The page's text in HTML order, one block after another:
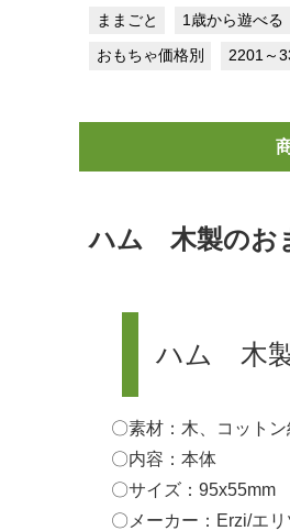
ままごと 1歳から遊べる
おもちゃ価格別 2201～
ハム 木製のお
ハム 木製
〇素材：木、コットン
〇内容：本体
〇サイズ：
〇メーカー：Erzi/エリ